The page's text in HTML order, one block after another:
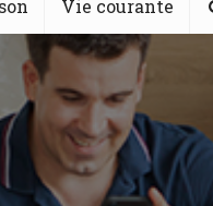
Vie courante